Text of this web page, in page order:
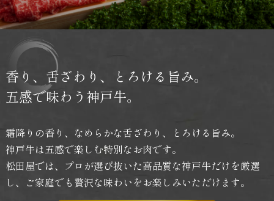
香り、舌ざわり、
とろける旨み。
五感で味わう神戸牛。
霜降りの香り、なめらかな舌ざわり、とろける旨み。
神戸牛は五感で楽しむ特別なお肉です。
松田屋では、プロが選び抜いた高品質な神戸牛だけを厳選
し、 ご家庭でも贅沢な味わいをお楽しみいただけます。